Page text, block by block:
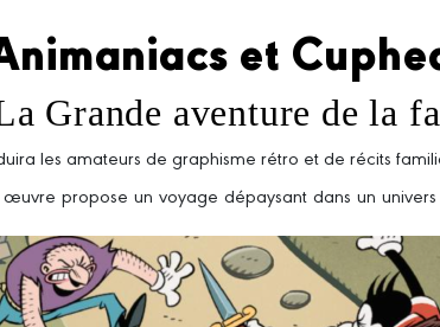
et
Grande aventure de la
les amateurs de graphisme rétro et de récits
œuvre propose un voyage dépaysant dans un